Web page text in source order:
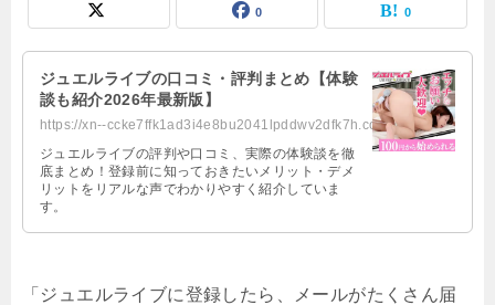
0 0
ジュエルライブの口コミ・評判まとめ【体験
談も紹介2026年最新版】
https://xn--ccke7ffk1ad3i4e8bu2041lpddwv2dfk7h.com/juellive.html
ジュエルライブの評判や口コミ、実際の体験談を徹
底まとめ！登録前に知っておきたいメリット・デメ
リットをリアルな声でわかりやすく紹介していま
す。
「ジュエルライブに登録したら、メールがたくさん届